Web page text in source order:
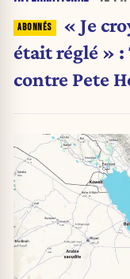
« Je
était réglé »
contre Pete